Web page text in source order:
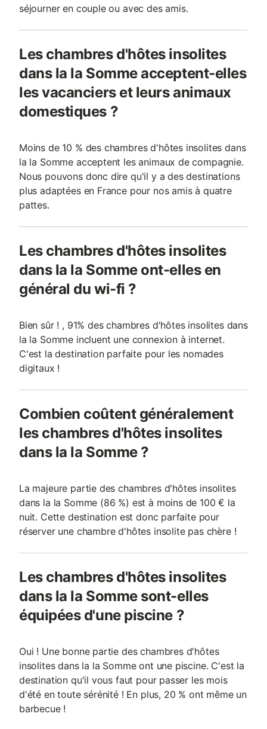
séjourner en couple ou avec des amis.
Les chambres d'hôtes insolites
dans la la Somme acceptent-elles
les vacanciers et leurs animaux
domestiques ?
Moins de 10 % des chambres d'hôtes insolites dans
la la Somme acceptent les animaux de compagnie.
Nous pouvons donc dire qu'il y a des destinations
plus adaptées en France pour nos amis à quatre
pattes.
Les chambres d'hôtes insolites
dans la la Somme ont-elles en
général du wi-fi ?
Bien sûr ! , 91% des chambres d'hôtes insolites dans
la la Somme incluent une connexion à internet.
C'est la destination parfaite pour les nomades
digitaux !
Combien coûtent généralement
les chambres d'hôtes insolites
dans la la Somme ?
La majeure partie des chambres d'hôtes insolites
dans la la Somme (86 %) est à moins de 100 € la
nuit. Cette destination est donc parfaite pour
réserver une chambre d'hôtes insolite pas chère !
Les chambres d'hôtes insolites
dans la la Somme sont-elles
équipées d'une piscine ?
Oui ! Une bonne partie des chambres d'hôtes
insolites dans la la Somme ont une piscine. C'est la
destination qu'il vous faut pour passer les mois
d'été en toute sérénité ! En plus, 20 % ont même un
barbecue !